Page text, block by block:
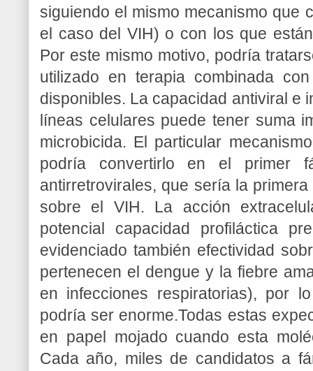
siguiendo el mismo mecanismo que
el caso del VIH) o con los que
Por este mismo motivo, podría
utilizado en terapia combinada
disponibles. La capacidad antiviral e
líneas celulares puede tener suma
microbicida. El particular
podría convertirlo en el primer
antirretrovirales, que sería la
sobre el VIH. La acción
potencial capacidad profiláctica
evidenciado también efectividad
pertenecen el dengue y la fiebre
en infecciones respiratorias), por
podría ser enorme.Todas estas
en papel mojado cuando esta
Cada año, miles de candidatos a